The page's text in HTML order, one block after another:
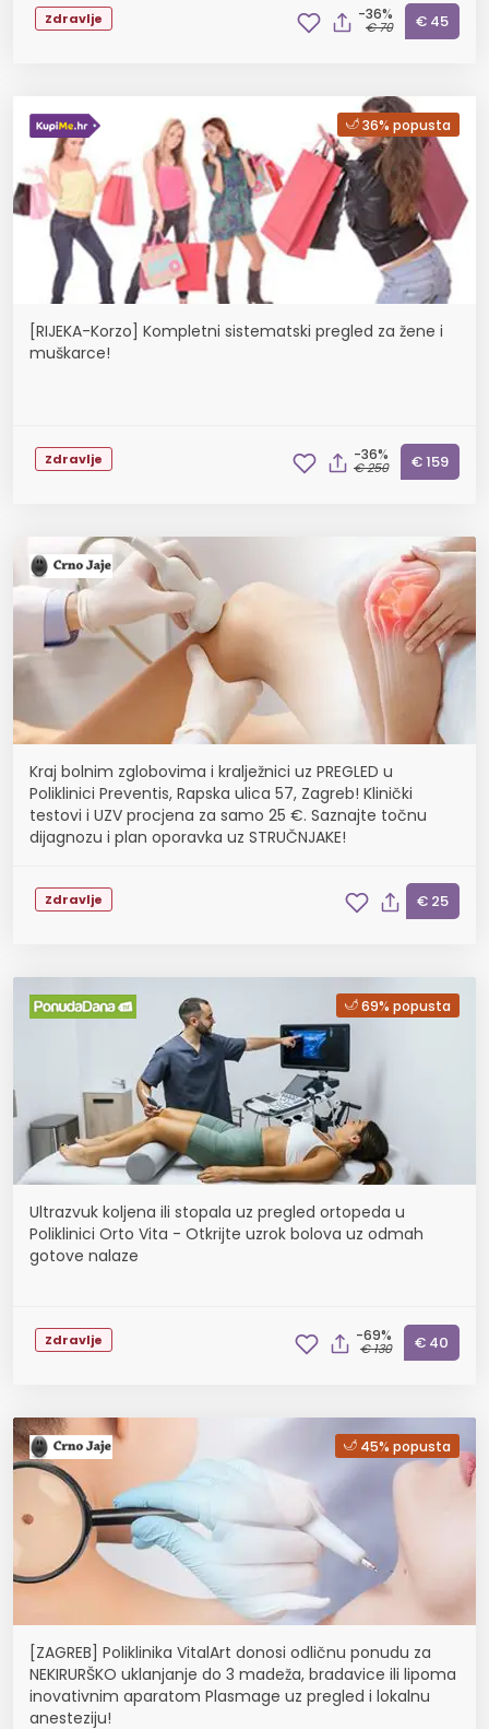
Zdravlje -36%
€ 70 € 45
36% popusta
[RIJEKA-Korzo] Kompletni sistematski pregled za žene i
muškarce!
Zdravlje -36%
€ 250 € 159
Kraj bolnim zglobovima i kralježnici uz PREGLED u
Poliklinici Preventis, Rapska ulica 57, Zagreb! Klinički
testovi i UZV procjena za samo 25 €. Saznajte točnu
dijagnozu i plan oporavka uz STRUČNJAKE!
Zdravlje € 25
69% popusta
Ultrazvuk koljena ili stopala uz pregled ortopeda u
Poliklinici Orto Vita - Otkrijte uzrok bolova uz odmah
gotove nalaze
Zdravlje -69%
€ 130 € 40
45% popusta
[ZAGREB] Poliklinika VitalArt donosi odličnu ponudu za
NEKIRURŠKO uklanjanje do 3 madeža, bradavice ili lipoma
inovativnim aparatom Plasmage uz pregled i lokalnu
anesteziju!